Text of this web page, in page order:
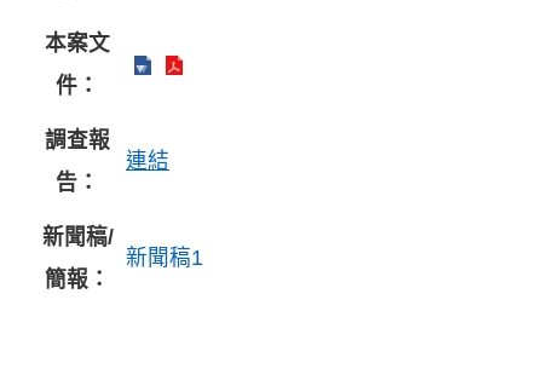
本案文
件：
調查報
告：
連結
新聞稿/
簡報：
新聞稿1